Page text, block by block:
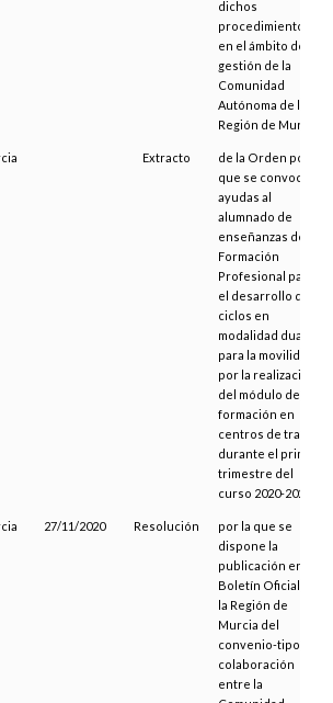
dichos
procedimientos,
en el ámbito de
gestión de la
Comunidad
Autónoma de la
Región de Murcia
Extracto
de la Orden por la
que se convocan
ayudas al
alumnado de
enseñanzas de
Formación
Profesional para
el desarrollo de
ciclos en
modalidad dual y
para la movilidad
por la realización
del módulo de
formación en
centros de trabajo
durante el primer
trimestre del
curso 2020-2021
27/11/2020 Resolución
por la que se
dispone la
publicación en el
Boletín Oficial de
la Región de
Murcia del
convenio-tipo de
colaboración
entre la